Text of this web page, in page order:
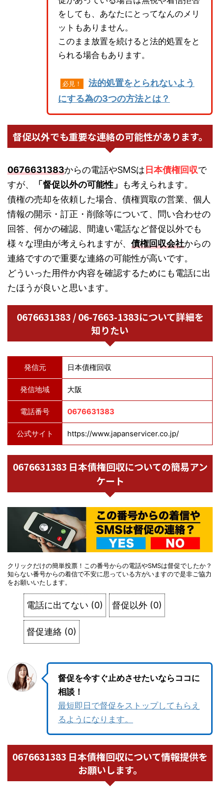
をしても、あなたにとってなんのメリ
ットもありません。
このまま放置を続けると法的処置をと
られる場合もあります。
必見！
法的処置をとられないよう
にする為の3つの方法とは？
督促以外でも重要な連絡の可能性があります。
0676631383からの電話やSMSは 日本債権回収で
すが、
「督促以外の可能性」
も考えられます。
債権の売却を依頼した場合、債権買取の営業、個人
情報の開示・訂正・削除等について、問い合わせの
回答、何かの確認、間違い電話など督促以外でも
様々な理由が考えられますが、 債権回収会社からの
連絡ですので重要な連絡の可能性が高いです。
どういった用件か内容を確認するためにも電話に出
たほうが良いと思います。
0676631383 / 06-7663-1383について詳細を
知りたい
発信元 日本債権回収
発信地域 大阪
電話番号 0676631383
公式サイト https://www.japanservicer.co.jp/
0676631383 日本債権回収についての簡易アン
ケート
クリックだけの簡単投票！この番号からの電話やSMSは督促でしたか？
知らない番号からの着信で不安に思っている方がいますので是非ご協力
をお願いいたします。
電話に出てない (0) 督促以外 (0)
督促連絡 (0)
督促を今すぐ止めさせたいならココに
相談！
最短即日で督促をストップしてもらえ
るようになります。
0676631383 日本債権回収について情報提供を
お願いします。